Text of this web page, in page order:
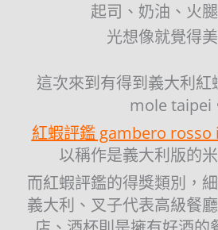
起司、奶油、火
光想像就覺得
這次來到有得到義大利紅
mole taipei
紅蝦評鑑 gambero
以稱作是義大利版的
而紅蝦評鑑的得獎類別，
義大利、叉子代表高級餐